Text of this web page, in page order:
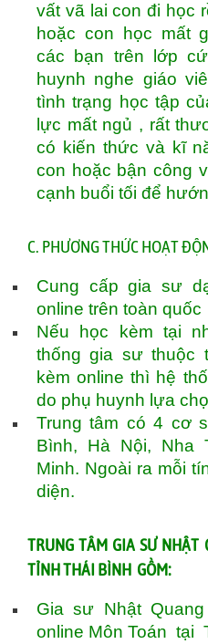
vất vã lai con đi học
hoặc con học mất
các bạn trên lớp
huynh nghe giáo
tình trạng học tập
lực mất ngủ , rất
có kiến thức và kĩ
con hoặc bận công
cạnh buổi tối để
C. PHƯƠNG THỨC HOẠT
Cung cấp gia sư
online trên toàn quốc
Nếu học kèm tại
thống gia sư thuộc
kèm online thì hệ
do phụ huynh lựa
Trung tâm có 4 cơ
Bình, Hà Nội, Nha
Minh. Ngoài ra mỗi
diện.
TRUNG TÂM GIA SƯ NHẬT
TỈNH THÁI BÌNH GỒM:
Gia sư Nhật
online Môn Toán tại